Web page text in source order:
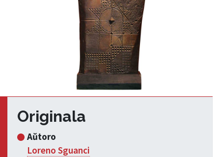
Originala
Aŭtoro
Loreno Sguanci